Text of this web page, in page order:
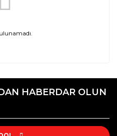
HABERDAR OLUN